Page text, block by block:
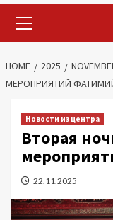
Menu
HOME 2025
МЕРОПРИЯТИЙ
Новости из центра
Вторая
22.11.2025